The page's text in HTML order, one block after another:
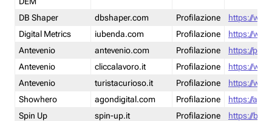
DB Shaper
dbshaper.com Profilazione
https://
Digital Metrics
iubenda.com Profilazione
https://
Antevenio
antevenio.com Profilazione
https://
Antevenio
cliccalavoro.it Profilazione
https://
Antevenio
turistacurioso.it Profilazione
https://
Showhero
agondigital.com Profilazione
https://
Spin Up
spin-up.it Profilazione https://